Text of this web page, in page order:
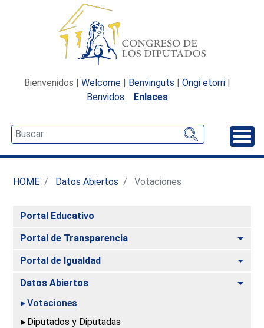
Bienvenidos | Welcome | Benvinguts | Ongi etorri |
Benvidos
Enlaces
HOME Datos Abiertos Votaciones
Portal Educativo
Portal de Transparencia
Portal de Igualdad
Datos Abiertos
Votaciones
Diputados y Diputadas